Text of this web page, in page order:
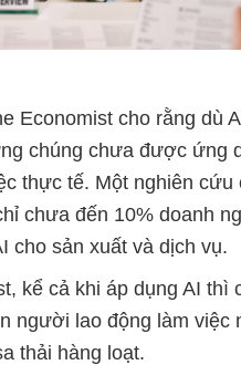
Economist cho rằng dù
chúng chưa được ứng
thực tế. Một nghiên cứu
chưa đến 10% doanh
cho sản xuất và dịch vụ.
kể cả khi áp dụng AI thì
người lao động làm việc
thải hàng loạt.